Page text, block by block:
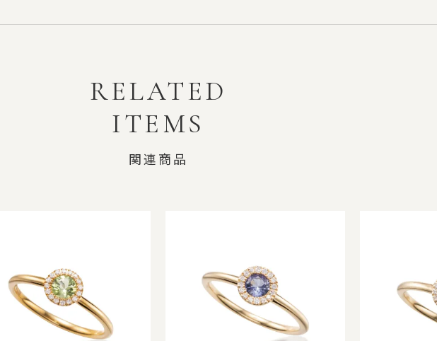
RELATED
ITEMS
関連商品